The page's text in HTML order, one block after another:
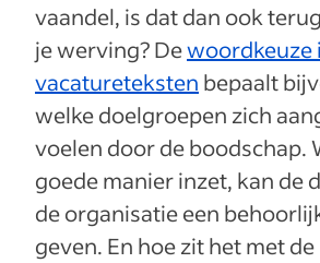
vaandel, is dat dan ook
je werving? Dewoordkeuze
vacatureteksten bepaalt
welke doelgroepen zich
voelen door de boodschap.
goede manier inzet, kan de
de organisatie een
geven. En hoe zit het met de